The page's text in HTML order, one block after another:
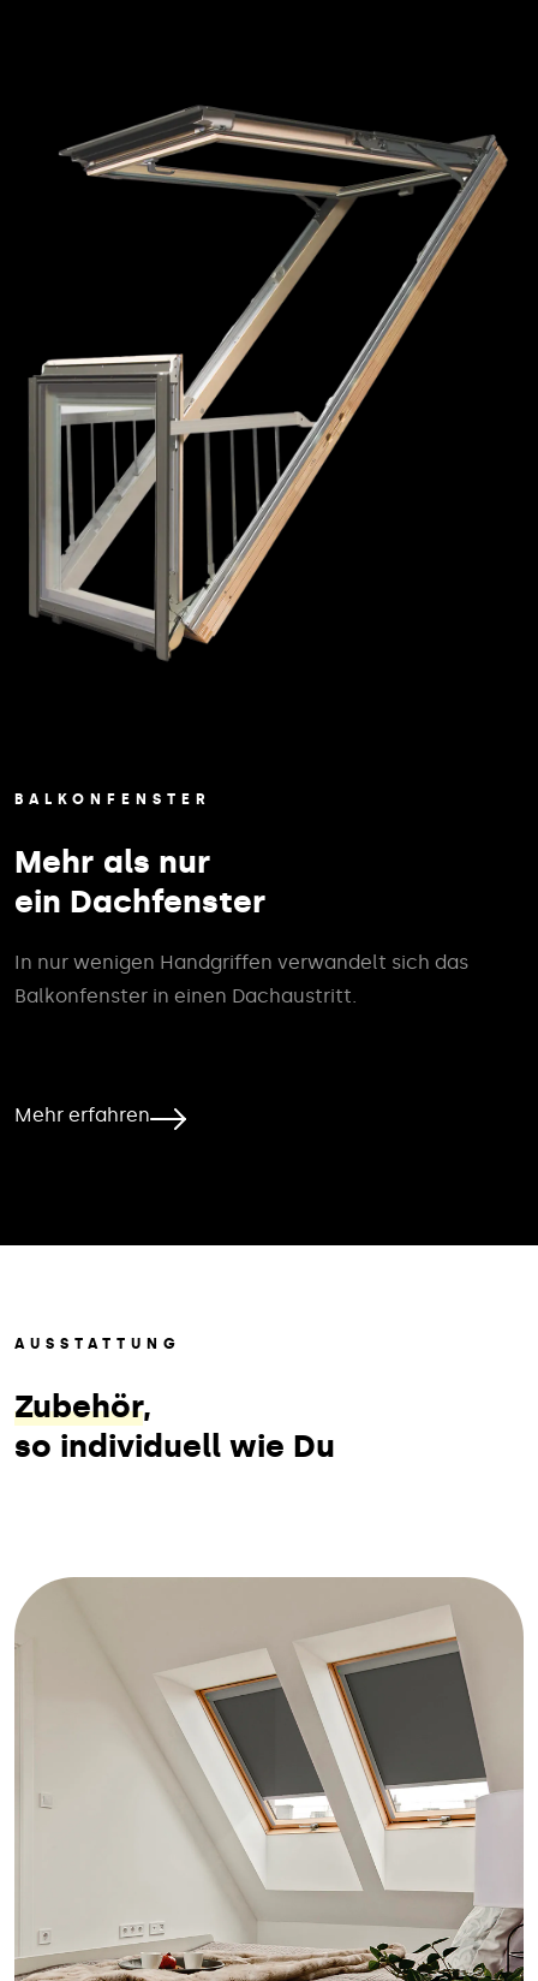
BALKONFENSTER
Mehr als nur
ein Dachfenster
In nur wenigen Handgriffen verwandelt sich das
Balkonfenster in einen Dachaustritt.
Mehr erfahren
AUSSTATTUNG
Zubehör,
so individuell wie Du